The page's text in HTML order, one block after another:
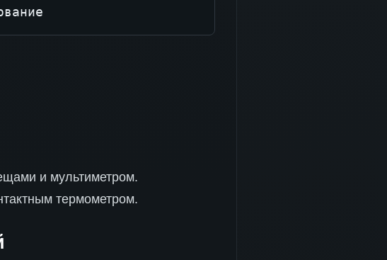
и мультиметром.
термометром.